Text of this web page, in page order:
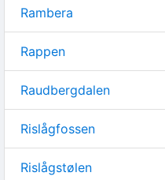
Rambera
Rappen
Raudbergdalen
Rislågfossen
Rislågstølen